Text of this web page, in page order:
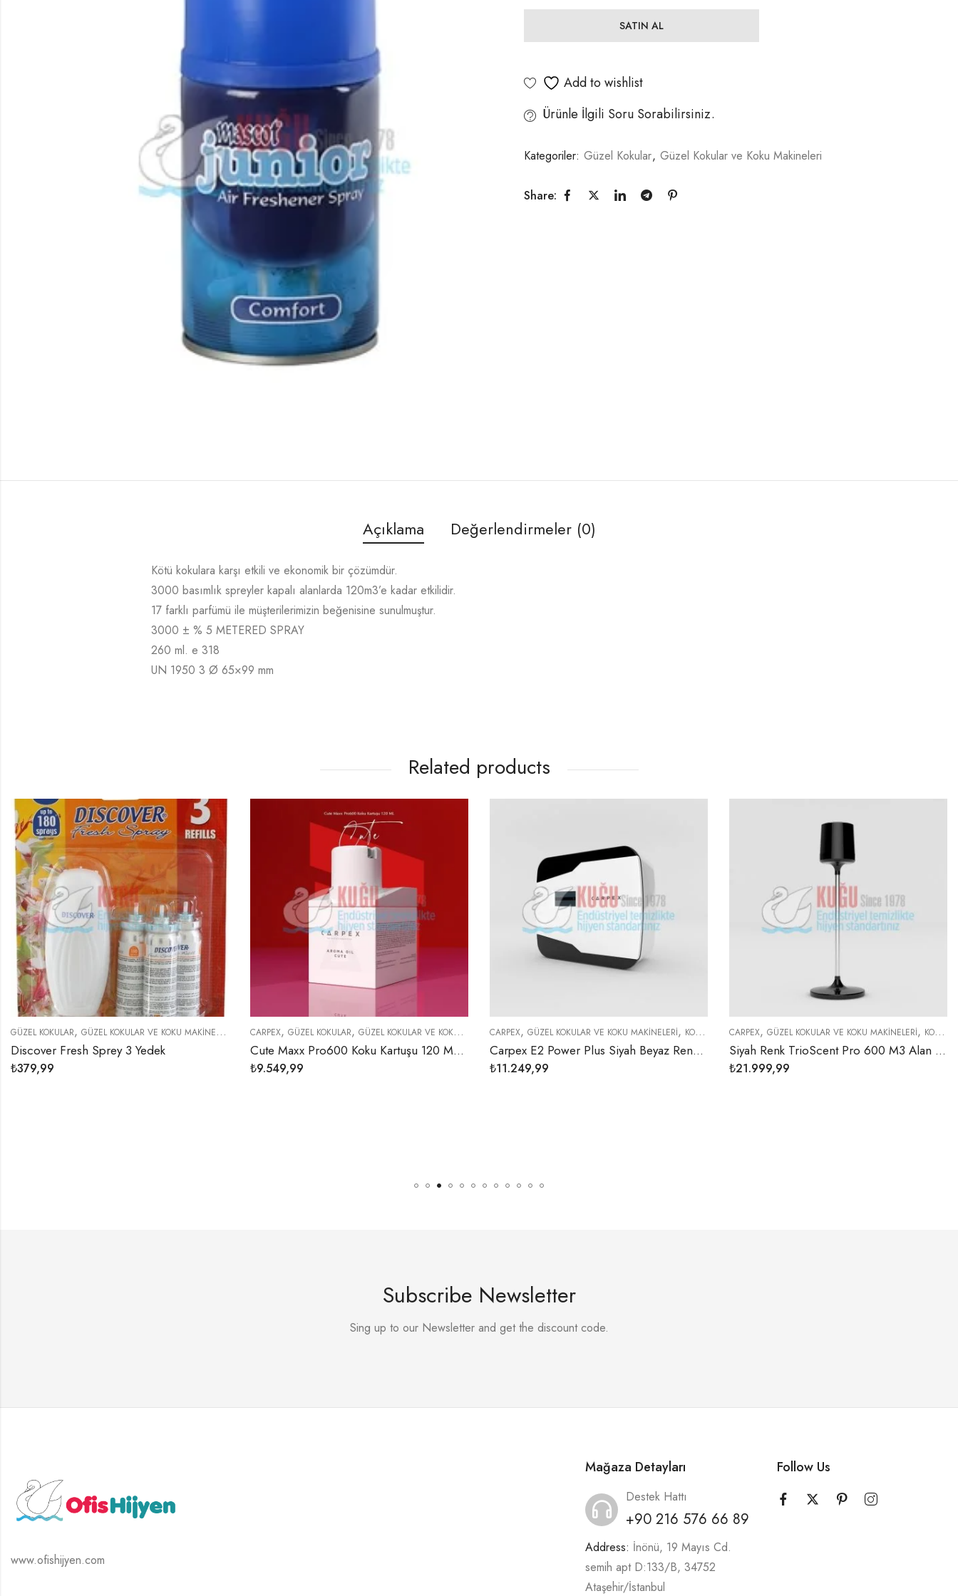
SATIN AL
Add to wishlist
Ürünle İlgili Soru Sorabilirsiniz.
Kategoriler: Güzel Kokular, Güzel Kokular ve Koku Makineleri
Share:
Açıklama Değerlendirmeler (0)
Kötü kokulara karşı etkili ve ekonomik bir çözümdür.
3000 basımlık spreyler kapalı alanlarda 120m3’e kadar etkilidir.
17 farklı parfümü ile müşterilerimizin beğenisine sunulmuştur.
3000 ± % 5 METERED SPRAY
260 ml. e 318
UN 1950 3 Ø 65×99 mm
Related products
GÜZEL KOKULAR VE KOKU MAKINELERI
Sprey 3 Yedek
CARPEX,GÜZEL KOKULAR, GÜZEL KOKULAR VE KOKU MAKINELERI ,KOKU MAKINELERI
Cute Maxx Pro600 Koku Kartuşu 120 ML (1 KOLİ 6 ADET)
CARPEX, GÜZEL KOKULAR VE KOKU MAKINELERI ,KOKU MAKINELERI ,KOKU MAKINELERI
Carpex E2 Power Plus Siyah Beyaz Renk 450 m3 Alan Etkili Geniş Alan Kokulandırma Koku Makinesi (2 YIL GARANTİLİ)
CARPEX,GÜZEL KOKULAR VE KOKU MAKINELERI ,KOKU MAKINELERI ,KOKU
Siyah Renk TrioScent Pro 600 M3 Alan Etkili Geniş Alan Koku Makinesi
GÜZEL
Subscribe Newsletter
Sing up to our Newsletter and get the discount code.
www.ofishijyen.com
Mağaza Detayları
Destek Hattı
+90 216 576 66 89
Address: İnönü, 19 Mayıs Cd.
semih apt D:133/B, 34752
Ataşehir/İstanbul
Follow Us